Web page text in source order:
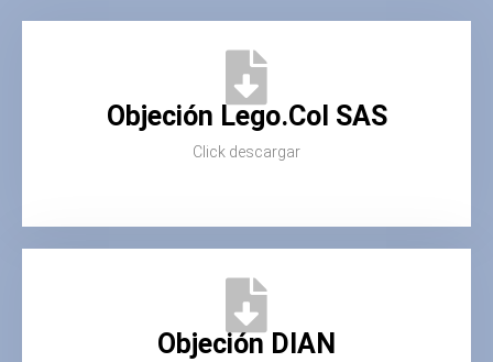
Objeción Lego.Col SAS
Click descargar
Objeción DIAN